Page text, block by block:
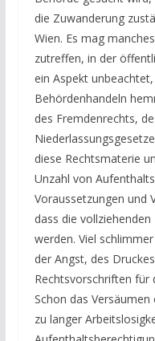
die Zuwanderung
Wien. Es mag
zutreffen, in der
ein Aspekt
Behördenhandeln
des Fremdenrechts,
diese Rechtsmaterie
Unzahl von
Voraussetzungen und
dass die
werden. Viel
der Angst, des
Rechtsvorschriften für
Schon das
zu langer